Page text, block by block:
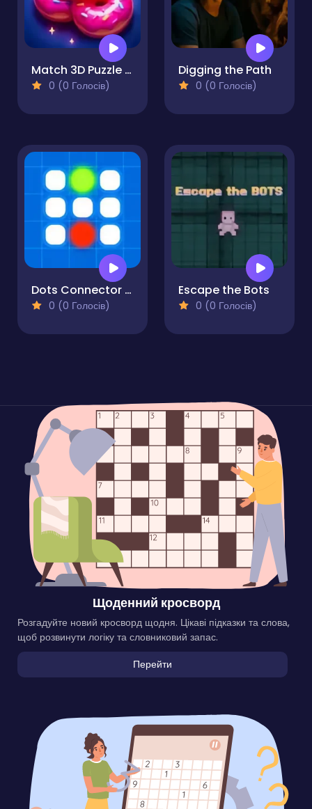
Match 3D Puzzle Saga
0 (0 Голосів)
Digging the Path
0 (0 Голосів)
Dots Connector Puzzle
0 (0 Голосів)
Escape the Bots
0 (0 Голосів)
Щоденний кросворд
Розгадуйте новий кросворд щодня. Цікаві підказки та слова,
щоб розвинути логіку та словниковий запас.
Перейти